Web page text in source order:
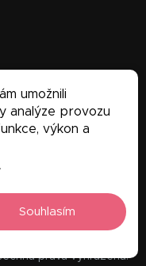
umožnili
analýze provozu
výkon a
Souhlasím
práva vyhrazena.